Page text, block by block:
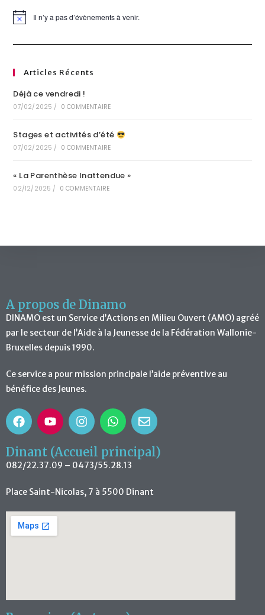
N
e
Il n’y a pas d’évènements à venir.
Articles Récents
Déjà ce vendredi !
07/02/2025 / 0 COMMENTAIRE
Stages et activités d’été
07/02/2025 / 0 COMMENTAIRE
« La Parenthèse Inattendue »
02/12/2025 / 0 COMMENTAIRE
A propos de Dinamo
DINAMO est un Service d’Actions en Milieu Ouvert (AMO) agréé
par le secteur de l’Aide à la Jeunesse de la Fédération Wallonie-
Bruxelles depuis 1990.
Ce service a pour mission principale l’aide préventive au
bénéfice des Jeunes.
Dinant (Accueil principal)
082/22.37.09 – 0473/55.28.13
Place Saint-Nicolas, 7 à 5500 Dinant